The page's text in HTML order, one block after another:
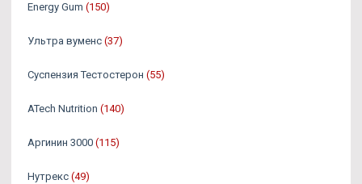
Energy Gum (150)
Ультра вуменс (37)
Суспензия Тестостерон (55)
ATech Nutrition (140)
Аргинин 3000 (115)
Нутрекс (49)